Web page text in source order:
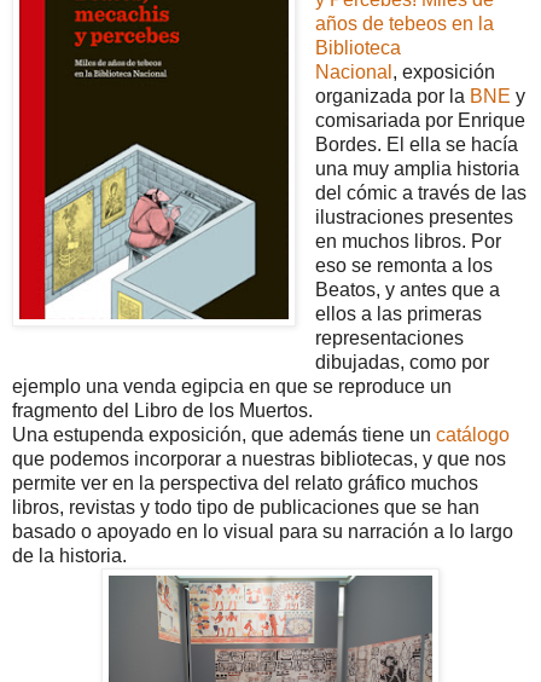
años de tebeos en la
Biblioteca
Nacional , exposición
organizada por la BNE y
comisariada por Enrique
Bordes. El ella se hacía
una muy amplia historia
del cómic a través de las
ilustraciones presentes
en muchos libros. Por
eso se remonta a los
Beatos, y antes que a
ellos a las primeras
representaciones
dibujadas, como por
ejemplo una venda egipcia en que se reproduce un
fragmento del Libro de los Muertos.
Una estupenda exposición, que además tiene un catálogo
que podemos incorporar a nuestras bibliotecas, y que nos
permite ver en la perspectiva del relato gráfico muchos
libros, revistas y todo tipo de publicaciones que se han
basado o apoyado en lo visual para su narración a lo largo
de la historia.